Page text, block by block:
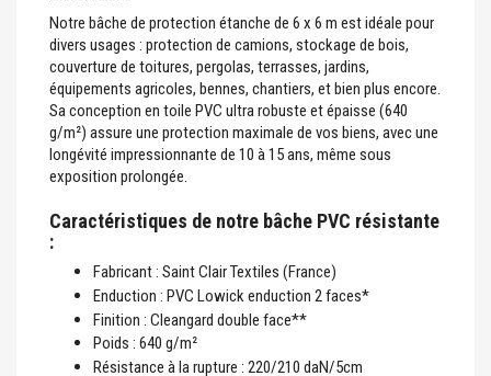
Notre bâche de protection étanche de 6 x 6 m est idéale pour
divers usages : protection de camions, stockage de bois,
couverture de toitures, pergolas, terrasses, jardins,
équipements agricoles, bennes, chantiers, et bien plus encore.
Sa conception en toile PVC ultra robuste et épaisse (640
g/m²) assure une protection maximale de vos biens, avec une
longévité impressionnante de 10 à 15 ans, même sous
exposition prolongée.
Caractéristiques de notre bâche PVC résistante
:
Fabricant : Saint Clair Textiles (France)
Enduction : PVC Lowick enduction 2 faces*
Finition : Cleangard double face**
Poids : 640 g/m²
Résistance à la rupture : 220/210 daN/5cm